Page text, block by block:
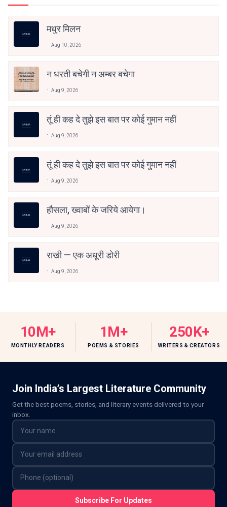
मधुर मिलन
Aug 10, 2026
न धरती बचेगी न अम्बर बचेगा
Aug 9, 2026
तूं ही कह दे तुझे इस बात पर कोई गुमान नहीं
Aug 9, 2026
तूं ही कह दे तुझे इस बात पर कोई गुमान नहीं
Aug 9, 2026
हौसला, ख्वाबों के जरिये आयेगा।
Aug 9, 2026
राखी — एक अधूरी डोरी
Aug 9, 2026
10M+
MONTHLY READERS
1M+
POEMS & STORIES
250K+
WRITERS & CREATORS
Join India’s Largest Literature Community
Get the best poems, stories, and literary events delivered to your
inbox.
Subscribe For Updates